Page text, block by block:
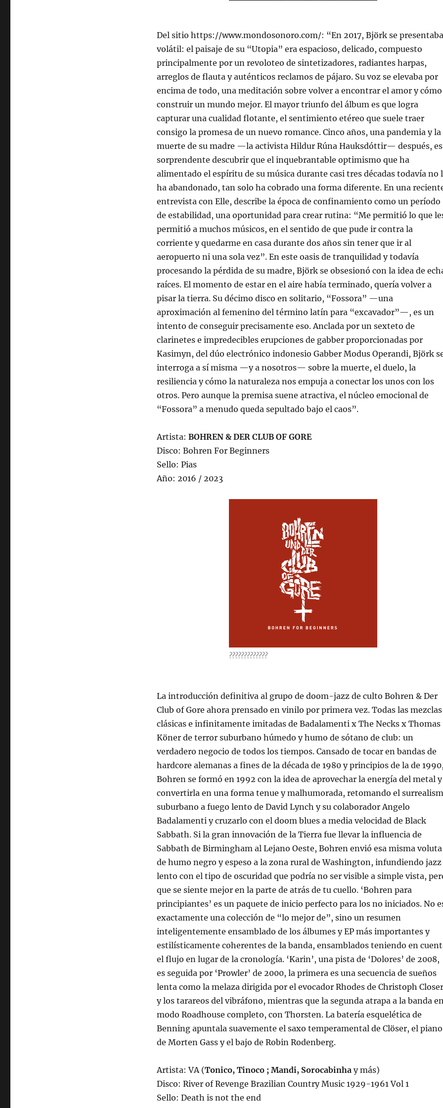
Del sitio https://www.mondosonoro.com/: “En 2017, Björk se presentaba
volátil: el paisaje de su “Utopia” era espacioso, delicado, compuesto
principalmente por un revoloteo de sintetizadores, radiantes harpas,
arreglos de flauta y auténticos reclamos de pájaro. Su voz se elevaba por
encima de todo, una meditación sobre volver a encontrar el amor y cómo
construir un mundo mejor. El mayor triunfo del álbum es que logra
capturar una cualidad flotante, el sentimiento etéreo que suele traer
consigo la promesa de un nuevo romance. Cinco años, una pandemia y la
muerte de su madre —la activista Hildur Rúna Hauksdóttir— después, es
sorprendente descubrir que el inquebrantable optimismo que ha
alimentado el espíritu de su música durante casi tres décadas todavía no
ha abandonado, tan solo ha cobrado una forma diferente. En una
entrevista con Elle, describe la época de confinamiento como un período
de estabilidad, una oportunidad para crear rutina: “Me permitió lo que
permitió a muchos músicos, en el sentido de que pude ir contra la
corriente y quedarme en casa durante dos años sin tener que ir al
aeropuerto ni una sola vez”. En este oasis de tranquilidad y todavía
procesando la pérdida de su madre, Björk se obsesionó con la idea de
raíces. El momento de estar en el aire había terminado, quería volver a
pisar la tierra. Su décimo disco en solitario, “Fossora” —una
aproximación al femenino del término latín para “excavador”—, es un
intento de conseguir precisamente eso. Anclada por un sexteto de
clarinetes e impredecibles erupciones de gabber proporcionadas por
Kasimyn, del dúo electrónico indonesio Gabber Modus Operandi, Björk
interroga a sí misma —y a nosotros— sobre la muerte, el duelo, la
resiliencia y cómo la naturaleza nos empuja a conectar los unos con los
otros. Pero aunque la premisa suene atractiva, el núcleo emocional de
“Fossora” a menudo queda sepultado bajo el caos”.
Artista: BOHREN & DER CLUB OF GORE
Disco: Bohren For Beginners
Sello: Pias
Año: 2016 / 2023
?????????????
La introducción definitiva al grupo de doom-jazz de culto Bohren & Der
Club of Gore ahora prensado en vinilo por primera vez. Todas las mezclas
clásicas e infinitamente imitadas de Badalamenti x The Necks x Thomas
Köner de terror suburbano húmedo y humo de sótano de club: un
verdadero negocio de todos los tiempos. Cansado de tocar en bandas de
hardcore alemanas a fines de la década de 1980 y principios de la de
Bohren se formó en 1992 con la idea de aprovechar la energía del metal y
convertirla en una forma tenue y malhumorada, retomando el
suburbano a fuego lento de David Lynch y su colaborador Angelo
Badalamenti y cruzarlo con el doom blues a media velocidad de Black
Sabbath. Si la gran innovación de la Tierra fue llevar la influencia de
Sabbath de Birmingham al Lejano Oeste, Bohren envió esa misma voluta
de humo negro y espeso a la zona rural de Washington, infundiendo jazz
lento con el tipo de oscuridad que podría no ser visible a simple vista,
que se siente mejor en la parte de atrás de tu cuello. ‘Bohren para
principiantes’ es un paquete de inicio perfecto para los no iniciados. No
exactamente una colección de “lo mejor de”, sino un resumen
inteligentemente ensamblado de los álbumes y EP más importantes y
estilísticamente coherentes de la banda, ensamblados teniendo en
el flujo en lugar de la cronología. ‘Karin’, una pista de ‘Dolores’ de 2008,
es seguida por ‘Prowler’ de 2000, la primera es una secuencia de sueños
lenta como la melaza dirigida por el evocador Rhodes de Christoph Closer
y los tarareos del vibráfono, mientras que la segunda atrapa a la banda
modo Roadhouse completo, con Thorsten. La batería esquelética de
Benning apuntala suavemente el saxo temperamental de Clöser, el piano
de Morten Gass y el bajo de Robin Rodenberg.
Artista: VA (Tonico, Tinoco ; Mandi, Sorocabinhay más)
Disco: River of Revenge Brazilian Country Music 1929-1961 Vol 1
Sello: Death is not the end